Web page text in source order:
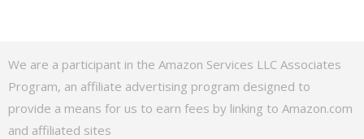
We are a participant in the Amazon Services LLC Associates
Program, an affiliate advertising program designed to
provide a means for us to earn fees by linking to Amazon.com
and affiliated sites